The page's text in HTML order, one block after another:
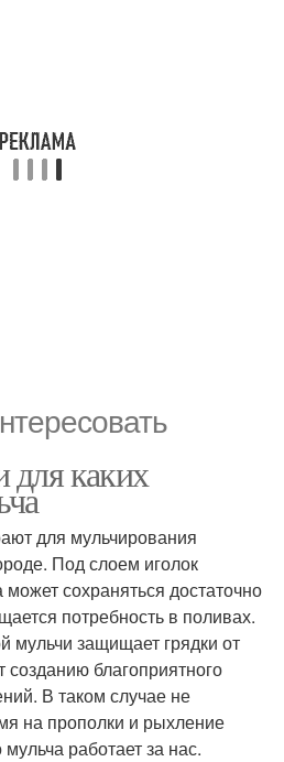
для каких
для мульчирования
Под слоем иголок
сохраняться достаточно
потребность в поливах.
мульчи защищает грядки от
созданию благоприятного
В таком случае не
на прополки и рыхление
работает за нас.